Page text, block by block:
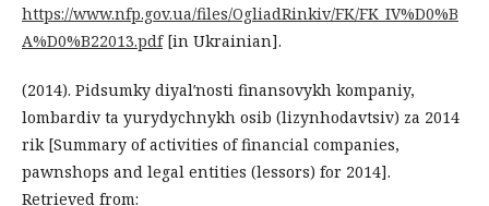
https://www.nfp.gov.ua/files/OgliadRinkiv/FK/FK_IV%D0%B
A%D0%B22013.pdf[in Ukrainian].
(2014). Pidsumky diyalʹnosti finansovykh kompaniy,
lombardiv ta yurydychnykh osib (lizynhodavtsiv) za 2014
rik [Summary of activities of financial companies,
pawnshops and legal entities (lessors) for 2014].
Retrieved from: